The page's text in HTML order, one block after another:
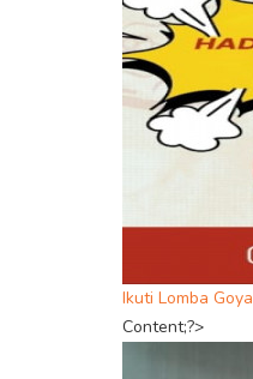
Ikuti Lomba
Content;?>